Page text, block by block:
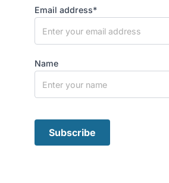
Email address*
Name